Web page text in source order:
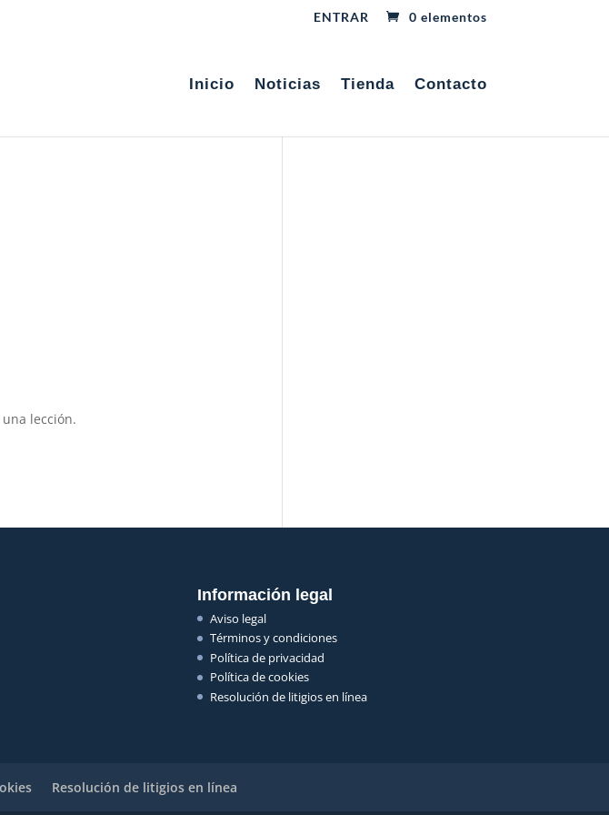
ENTRAR 0 elementos
Inicio Noticias Tienda Contacto
lección.
Información legal
Aviso legal
Términos y condiciones
Política de privacidad
Política de cookies
Resolución de litigios en línea
Resolución de litigios en línea